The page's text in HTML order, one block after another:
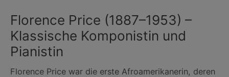
Florence Price (1887–1953) –
Klassische Komponistin und
Pianistin
Florence Price war die erste Afroamerikanerin, deren